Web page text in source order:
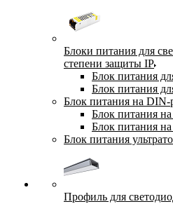
Блоки питания для
степени защиты IP
Блок питания
Блок питания
Блок питания на DIN-
Блок питания
Блок питания
Блок питания
Профиль для